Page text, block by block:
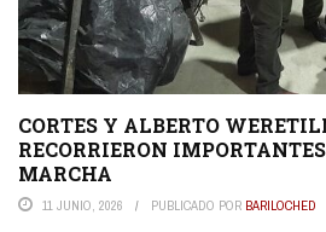
CORTES Y ALBERTO
RECORRIERON
MARCHA
11 JUNIO, 2026 PUBLICADO POR BARILOCHED